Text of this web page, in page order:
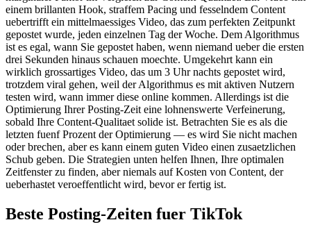
einem brillanten Hook, straffem Pacing und fesselndem Content
uebertrifft ein mittelmaessiges Video, das zum perfekten Zeitpunkt
gepostet wurde, jeden einzelnen Tag der Woche. Dem Algorithmus
ist es egal, wann Sie gepostet haben, wenn niemand ueber die ersten
drei Sekunden hinaus schauen moechte. Umgekehrt kann ein
wirklich grossartiges Video, das um 3 Uhr nachts gepostet wird,
trotzdem viral gehen, weil der Algorithmus es mit aktiven Nutzern
testen wird, wann immer diese online kommen. Allerdings ist die
Optimierung Ihrer Posting-Zeit eine lohnenswerte Verfeinerung,
sobald Ihre Content-Qualitaet solide ist. Betrachten Sie es als die
letzten fuenf Prozent der Optimierung — es wird Sie nicht machen
oder brechen, aber es kann einem guten Video einen zusaetzlichen
Schub geben. Die Strategien unten helfen Ihnen, Ihre optimalen
Zeitfenster zu finden, aber niemals auf Kosten von Content, der
ueberhastet veroeffentlicht wird, bevor er fertig ist.
Beste Posting-Zeiten fuer TikTok